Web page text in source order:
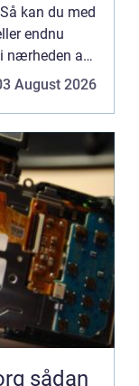
kan du med
endnu
nærheden af
til at
August 2026